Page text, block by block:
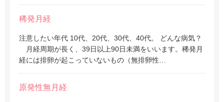
稀発月経
注意したい年代 10代、20代、30代、40代。 どんな病気？
月経周期が長く、39日以上90日未満をいいます。稀発月
経には排卵が起こっていないもの（無排卵性…
原発性無月経